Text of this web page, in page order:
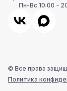
Пн-Вс 10:00 -
© Все права
Политика